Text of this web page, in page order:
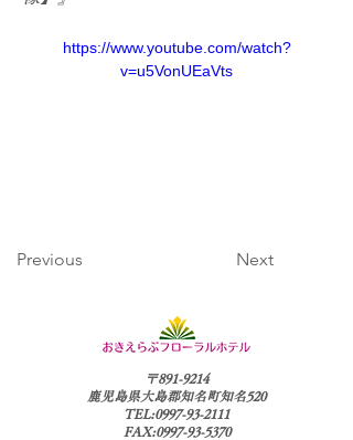
https://www.youtube.com/watch?
v=u5VonUEaVts
Previous Next
〒891-9214
鹿児島県大島郡知名町知名520
TEL:0997-93-2111
FAX:0997-93-5370